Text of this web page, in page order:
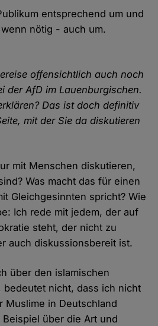
entsprechend um und
nötig - auch um.
offensichtlich auch noch
der AfD im Lauenburgischen.
Das ist doch definitiv
mit der Sie da diskutieren
mit Menschen diskutieren,
Was macht das für einen
Gleichgesinnten spricht? Wie
Ich rede mit jedem, der auf
steht, der nicht zu
auch diskussionsbereit ist.
über den islamischen
bedeutet nicht, dass ich nicht
Muslime in Deutschland
über die Art und